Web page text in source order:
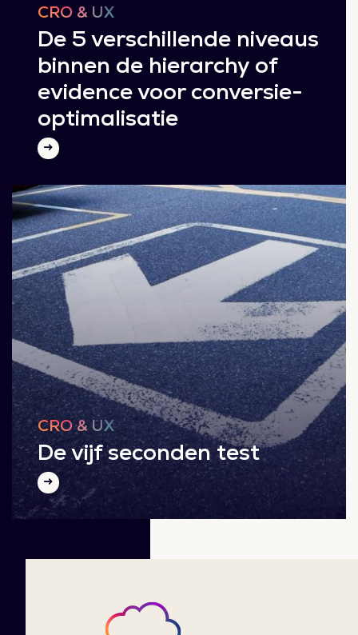
CRO & UX
De 5 verschillende niveaus
binnen de hierarchy of
evidence voor conversie-
optimalisatie
CRO & UX
De vijf seconden test